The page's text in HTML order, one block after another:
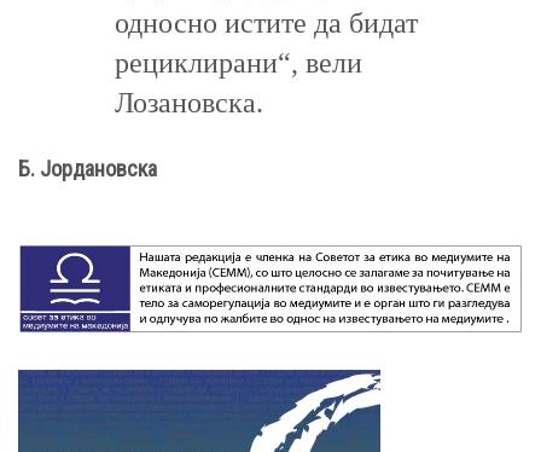
односно истите да бидат
рециклирани“, вели
Лозановска.
Б. Јордановска